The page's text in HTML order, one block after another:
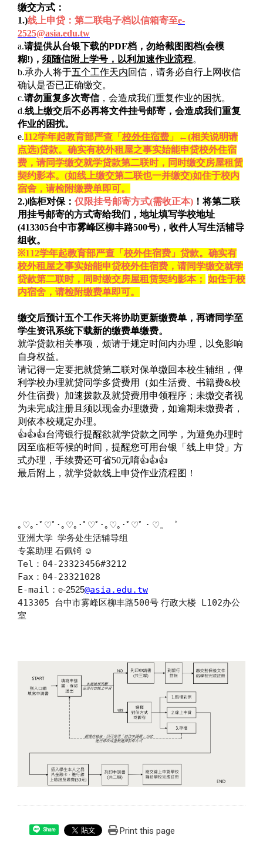
缴交方式：
1.)线上申贷：第二联电子档以信箱寄至e-
2525@asia.edu.tw
a.请提供从台银下载的PDF档，勿给截图图档(会模
糊!) ， 须随信附上学号，以利加速作业流程。
b.承办人将于五个工作天内回信，请务必自行上网收信
确认是否已正确缴交。
c.请勿重复多次寄信，会造成我们重复作业的困扰。
d.线上缴交后不必再将文件挂号邮寄，会造成我们重复
作业的困扰。
e.112学年起教育部严查「 校外住宿费 」 ←(相关说明请
点选)贷款。确实有校外租屋之事实始能申贷校外住宿
费，请同学缴交就学贷款第二联时，同时缴交房屋租赁
契约影本。 (如线上缴交第二联也一并缴交)如住于校内
宿舍，请检附缴费单即可。
2.)临柜对保： 仅限挂号邮寄方式(需收正本) ！将第二联
用挂号邮寄的方式寄给我们，地址填写学校地址
(413305台中市雾峰区柳丰路500号) ，收件人写生活辅导
组收。
※112学年起教育部严查「校外住宿费」贷款。确实有
校外租屋之事实始能申贷校外住宿费，请同学缴交就学
贷款第二联时，同时缴交房屋租赁契约影本； 如住于校
内宿舍，请检附缴费单即可。
缴交后预计五个工作天将协助更新缴费单，再请同学至
学生资讯系统下载新的缴费单缴费。
就学贷款相关事项，烦请于规定时间内办理，以免影响
自身权益。
请记得一定要把就贷第二联对保单缴回本校生辅组，俾
利学校办理就贷同学多贷费用（如生活费、书籍费&校
外住宿费）加速拨款及就贷费用申领程序；未缴交者视
为未完成注册且须以现金办理缴费，如逾期未缴费者，
则依本校规定办理。
👍👍👍台湾银行提醒欲就学贷款之同学，为避免办理时
因至临柜等候的时间，提醒您可用台银「线上申贷」方
式办理，手续费还可省50元唷👍👍👍
最后附上，就学贷款线上申贷作业流程图！
｡ ♡｡･ﾟ ♡ﾟ･｡ ♡｡･ﾟ ♡ﾟ･｡ ♡｡･ﾟ ♡ﾟ・ ♡。゜
亚洲大学 学务处生活辅导组
专案助理 石佩锜 ☺
Tel ： 04-23323456#3212
Fax ： 04-23321028
E-mail ：e-2525@asia.edu.tw
413305 台中市雾峰区柳丰路500号 行政大楼 L102办公
室
Share Print this page